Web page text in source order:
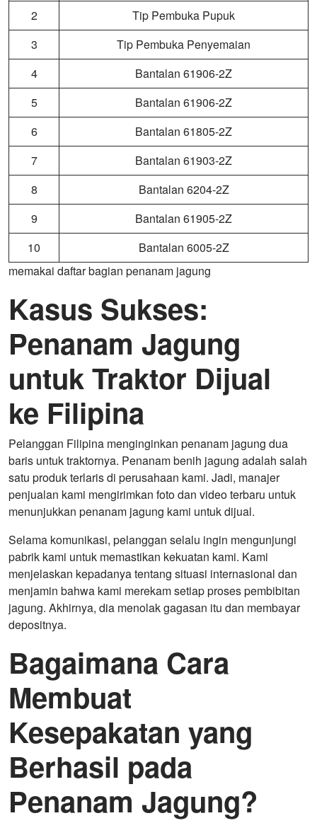
2
Tip Pembuka Pupuk
3
Tip Pembuka Penyemaian
4
Bantalan 61906-2Z
5
Bantalan 61906-2Z
6
Bantalan 61805-2Z
7
Bantalan 61903-2Z
8
Bantalan 6204-2Z
9
Bantalan 61905-2Z
10
Bantalan 6005-2Z
memakai daftar bagian penanam jagung
Kasus Sukses:
Penanam Jagung
untuk Traktor Dijual
ke Filipina
Pelanggan Filipina menginginkan penanam jagung dua
baris untuk traktornya. Penanam benih jagung adalah salah
satu produk terlaris di perusahaan kami. Jadi, manajer
penjualan kami mengirimkan foto dan video terbaru untuk
menunjukkan penanam jagung kami untuk dijual.
Selama komunikasi, pelanggan selalu ingin mengunjungi
pabrik kami untuk memastikan kekuatan kami. Kami
menjelaskan kepadanya tentang situasi internasional dan
menjamin bahwa kami merekam setiap proses pembibitan
jagung. Akhirnya, dia menolak gagasan itu dan membayar
depositnya.
Bagaimana Cara
Membuat
Kesepakatan yang
Berhasil pada
Penanam Jagung?